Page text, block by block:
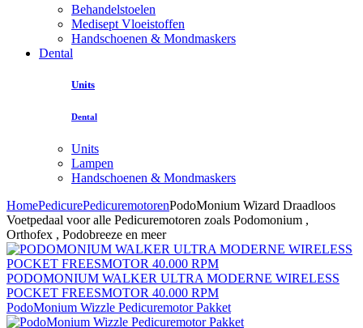
Behandelstoelen
Medisept Vloeistoffen
Handschoenen & Mondmaskers
Dental
Units
Dental
Units
Lampen
Handschoenen & Mondmaskers
HomePedicurePedicuremotorenPodoMonium Wizard Draadloos
Voetpedaal voor alle Pedicuremotoren zoals Podomonium ,
Orthofex , Podobreeze en meer
PODOMONIUM WALKER ULTRA MODERNE WIRELESS
POCKET FREESMOTOR 40.000 RPM
PodoMonium Wizzle Pedicuremotor Pakket